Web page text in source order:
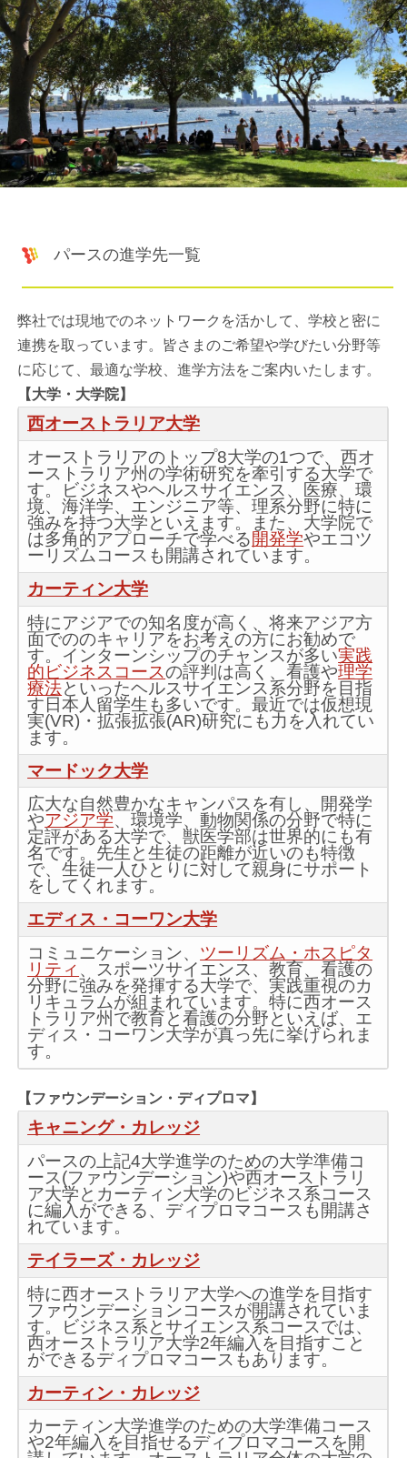
パースの進学先一覧
弊社では現地でのネットワークを活かして、学校と密に
連携を取っています。皆さまのご希望や学びたい分野等
に応じて、最適な学校、進学方法をご案内いたします。
【大学・大学院】
西オーストラリア大学
オーストラリアのトップ8大学の1つで、西オ
ーストラリア州の学術研究を牽引する大学で
す。ビジネスやヘルスサイエンス、医療、環
境、海洋学、エンジニア等、理系分野に特に
強みを持つ大学といえます。また、大学院で
は多角的アプローチで学べる開発学やエコツ
ーリズムコースも開講されています。
カーティン大学
特にアジアでの知名度が高く、将来アジア方
面でののキャリアをお考えの方にお勧めで
す。インターンシップのチャンスが多い実践
的ビジネスコースの評判は高く、看護や理学
療法といったヘルスサイエンス系分野を目指
す日本人留学生も多いです。最近では仮想現
実(VR)・拡張拡張(AR)研究にも力を入れてい
ます。
マードック大学
広大な自然豊かなキャンパスを有し、開発学
やアジア学、環境学、動物関係の分野で特に
定評がある大学で、獣医学部は世界的にも有
名です。先生と生徒の距離が近いのも特徴
で、生徒一人ひとりに対して親身にサポート
をしてくれます。
エディス・コーワン大学
コミュニケーション、 ツーリズム・ホスピタ
リティ 、スポーツサイエンス、教育、看護の
分野に強みを発揮する大学で、実践重視のカ
リキュラムが組まれています。特に西オース
トラリア州で教育と看護の分野といえば、エ
ディス・コーワン大学が真っ先に挙げられま
す。
【ファウンデーション・ディプロマ】
キャニング・カレッジ
パースの上記4大学進学のための大学準備コ
ース(ファウンデーション)や西オーストラリ
ア大学とカーティン大学のビジネス系コース
に編入ができる、ディプロマコースも開講さ
れています。
テイラーズ・カレッジ
特に西オーストラリア大学への進学を目指す
ファウンデーションコースが開講されていま
す。ビジネス系とサイエンス系コースでは、
西オーストラリア大学2年編入を目指すこと
ができるディプロマコースもあります。
カーティン・カレッジ
カーティン大学進学のための大学準備コース
や2年編入を目指せるディプロマコースを開